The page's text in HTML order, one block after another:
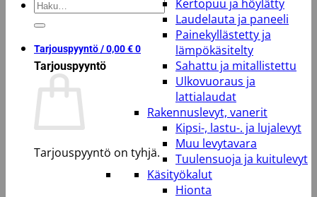
Etsi:
Tarjouspyyntö /0,00€0
Tarjouspyyntö
Tarjouspyyntö on tyhjä.
Kertopuu ja höylätty
Laudelauta ja paneeli
Painekyllästetty ja
lämpökäsitelty
Sahattu ja mitallistettu
Ulkovuoraus ja
lattialaudat
Rakennuslevyt, vanerit
Kipsi-, lastu-. ja lujalevyt
Muu levytavara
Tuulensuoja ja kuitulevyt
Käsityökalut
Hionta